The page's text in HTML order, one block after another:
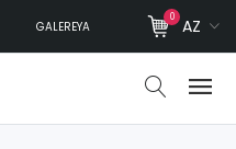
GALEREYA
0 AZ